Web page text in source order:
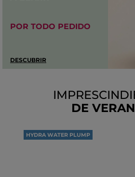
POR TODO PEDIDO​
DESCUBRIR
DE
HYDRA WATER PLUMP